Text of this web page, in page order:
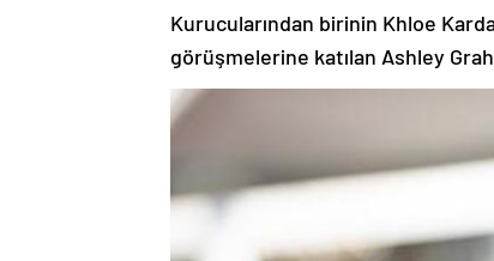
Kurucularından birinin Khloe
görüşmelerine katılan Ashley